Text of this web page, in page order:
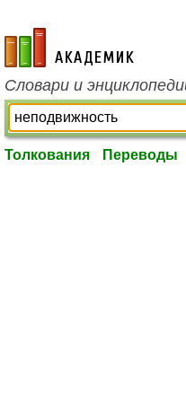
academic.ru
Словари и
Толкования Переводы